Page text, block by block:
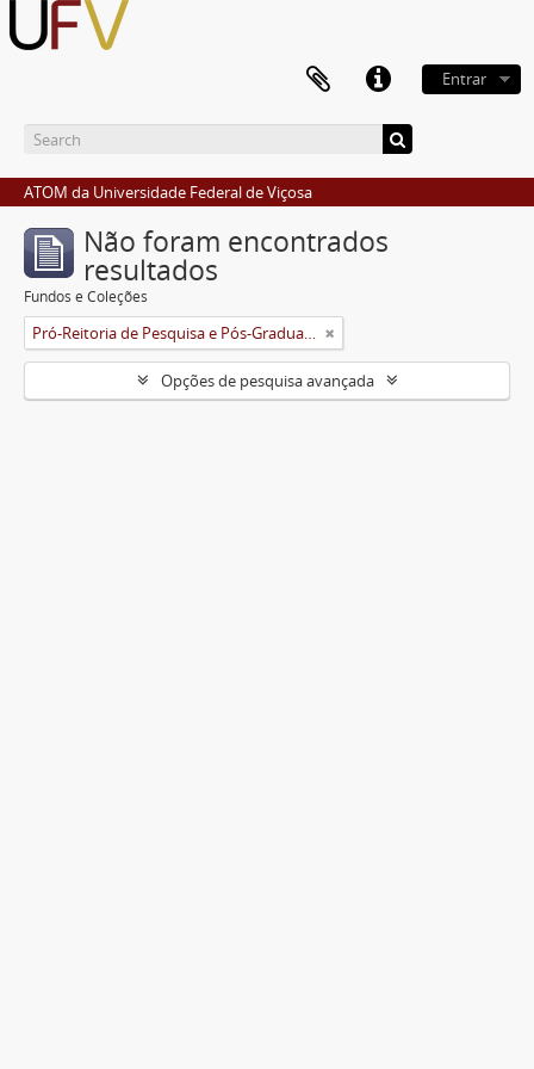
Entrar
ATOM da Universidade Federal de Viçosa
Não foram encontrados
resultados
Fundos e Coleções
Pró-Reitoria de Pesquisa e Pós-Graduação
Opções de pesquisa avançada